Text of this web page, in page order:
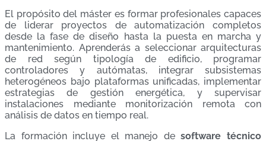
El propósito del máster es formar profesionales capaces
de liderar proyectos de automatización completos
desde la fase de diseño hasta la puesta en marcha y
mantenimiento. Aprenderás a seleccionar arquitecturas
de red según tipología de edificio, programar
controladores y autómatas, integrar subsistemas
heterogéneos bajo plataformas unificadas, implementar
estrategias de gestión energética, y supervisar
instalaciones mediante monitorización remota con
análisis de datos en tiempo real.
La formación incluye el manejo desoftware técnico